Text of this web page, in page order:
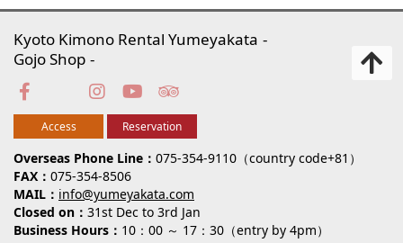
Overseas Phone Line
075-354-9110（country code+81）
FAX
075-354-8506
MAIL
info@yumeyakata.com
Closed on
31st Dec to 3rd Jan
Business Hours
10：00 ～ 17：30（entry by 4pm）
Kyoto Kimono Rental Yumeyakata
Gojo Shop
Access Reservation